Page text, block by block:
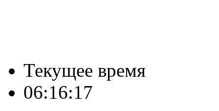
Текущее время
06:16:18